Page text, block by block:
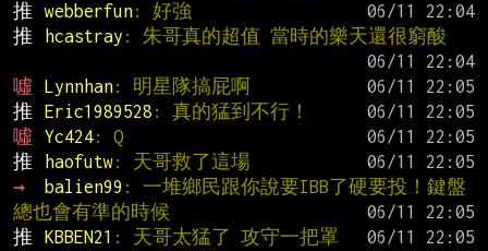
推
webberfun: 好強
推
hcastray : 朱哥真的超值 當時的樂天還很窮酸
噓
Lynnhan: 明星隊搞屁啊
推
Eric1989528 : 真的猛到不行！
噓
Yc424: Q
推
haofutw: 天哥救了這場
→
balien99 : 一堆鄉民跟你說要IBB了硬要投！鍵盤
總也會有準的時候
推
KBBEN21 : 天哥太猛了 攻守一把罩